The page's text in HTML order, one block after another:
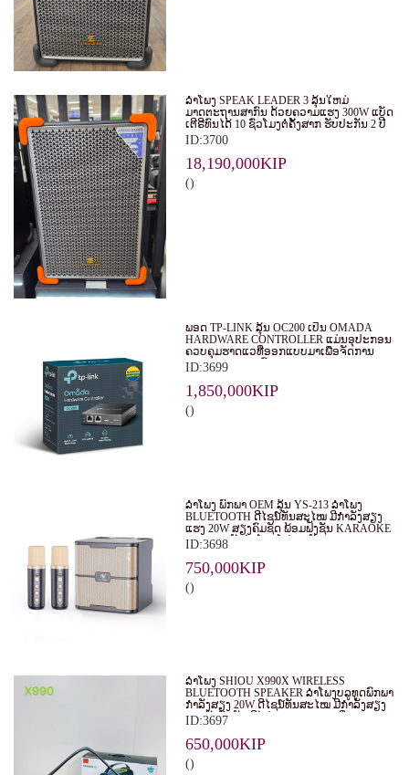
ລໍາໂພງ SPEAK LEADER 3 ລຸ້ນໃຫມ່
ມາດຕະຖານສາກົນ ດ້ວຍຄວາມແຮງ 300W ແບັດ
ເຕີຣີທົນໄດ້ 10 ຊົ່ວໂມງຕໍ່ຄັ້ງສາກ ຮັບປະກັນ 2 ປີ
ID:3700
18,190,000KIP
()
ພອດ TP-LINK ລຸ້ນ OC200 ເປັນ OMADA
HARDWARE CONTROLLER ແມ່ນອຸປະກອນ
ຄວບຄຸມຮາດແວທີ່ອອກແບບມາເພື່ອຈັດການ
ແລະ ຄວບຄຸມລະບົບ WI-FI ຂອງ OMADA
EAPS ໃນຮູບແບບສູນກາງ. ເໝາະສຳລັບ
ທຸລະກິດ, ຮ້ານອາຫານ, ໂຮງແຮມ ແລະ ອົງການ
ຕ່າງໆ.
ID:3699
1,850,000KIP
()
ລຳໂພງ ພົກພາ OEM ລຸ້ນ YS-213 ລຳໂພງ
BLUETOOTH ດີໄຊນ໌ທັນສະໄໝ ມີກຳລັງສຽງ
ແຮງ 20W ສຽງຄົມຊັດ ພ້ອມຟັງຊັນ KARAOKE
ແລະ ຮອງຮັບໄມໂຄຣໂຟນ 2 ອັນ
ID:3698
750,000KIP
()
ລຳໂພງ SHIOU X990X WIRELESS
BLUETOOTH SPEAKER ລຳໂພງບລູທູດພົກພາ
ກຳລັງສຽງ 20W ດີໄຊນ໌ທັນສະໄໝ ມີກຳລັງສຽງ
ແຮງດັງຄົມຊັດ ມີໄຟ RGB LIGHT ເພີ່ມ
ບັນຍາກາດໃນທຸກງານ
ID:3697
650,000KIP
()